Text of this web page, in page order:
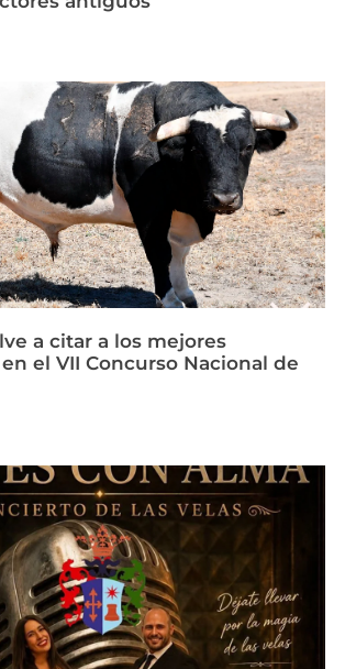
a citar a los mejores
el VII Concurso Nacional de